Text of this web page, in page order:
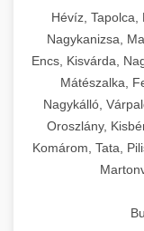
Hévíz, Tapolca,
Nagykanizsa,
Encs, Kisvárda,
Mátészalka,
Nagykálló,
Oroszlány,
Komárom, Tata,